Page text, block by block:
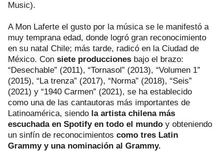
Music).
A Mon Laferte el gusto por la música se le manifestó a
muy temprana edad, donde logró gran reconocimiento
en su natal Chile; más tarde, radicó en la Ciudad de
México. Con siete producciones bajo el brazo:
“Desechable” (2011), “Tornasol” (2013), “Volumen 1”
(2015), “La trenza” (2017), “Norma” (2018), “Seis”
(2021) y “1940 Carmen” (2021), se ha establecido
como una de las cantautoras más importantes de
Latinoamérica, siendo la artista chilena más
escuchada en Spotify en todo el mundo y obteniendo
un sinfín de reconocimientos como tres Latin
Grammy y una nominación al Grammy.